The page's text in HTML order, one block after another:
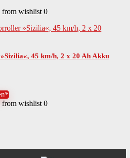
from wishlist 0
45 km/h, 2 x 20 Ah Akku
from wishlist 0